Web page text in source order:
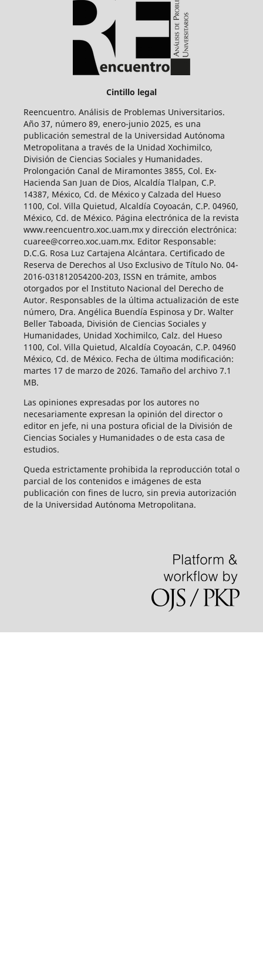
Cintillo legal
Reencuentro. Análisis de Problemas Universitarios.
Año 37, número 89, enero-junio 2025, es una
publicación semestral de la Universidad Autónoma
Metropolitana a través de la Unidad Xochimilco,
División de Ciencias Sociales y Humanidades.
Prolongación Canal de Miramontes 3855, Col. Ex-
Hacienda San Juan de Dios, Alcaldía Tlalpan, C.P.
14387, México, Cd. de México y Calzada del Hueso
1100, Col. Villa Quietud, Alcaldía Coyoacán, C.P. 04960,
México, Cd. de México. Página electrónica de la revista
www.reencuentro.xoc.uam.mx y dirección electrónica:
cuaree@correo.xoc.uam.mx. Editor Responsable:
D.C.G. Rosa Luz Cartajena Alcántara. Certificado de
Reserva de Derechos al Uso Exclusivo de Título No. 04-
2016-031812054200-203, ISSN en trámite, ambos
otorgados por el Instituto Nacional del Derecho de
Autor. Responsables de la última actualización de este
número, Dra. Angélica Buendía Espinosa y Dr. Walter
Beller Taboada, División de Ciencias Sociales y
Humanidades, Unidad Xochimilco, Calz. del Hueso
1100, Col. Villa Quietud, Alcaldía Coyoacán, C.P. 04960
México, Cd. de México. Fecha de última modificación:
martes 17 de marzo de 2026. Tamaño del archivo 7.1
MB.
Las opiniones expresadas por los autores no
necesariamente expresan la opinión del director o
editor en jefe, ni una postura oficial de la División de
Ciencias Sociales y Humanidades o de esta casa de
estudios.
Queda estrictamente prohibida la reproducción total o
parcial de los contenidos e imágenes de esta
publicación con fines de lucro, sin previa autorización
de la Universidad Autónoma Metropolitana.